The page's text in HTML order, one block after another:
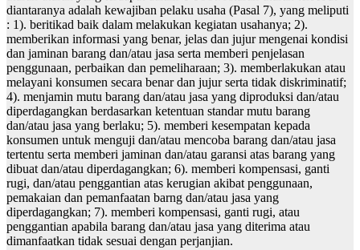
diantaranya adalah kewajiban pelaku usaha (Pasal 7), yang meliputi
: 1). beritikad baik dalam melakukan kegiatan usahanya; 2).
memberikan informasi yang benar, jelas dan jujur mengenai kondisi
dan jaminan barang dan/atau jasa serta memberi penjelasan
penggunaan, perbaikan dan pemeliharaan; 3). memberlakukan atau
melayani konsumen secara benar dan jujur serta tidak diskriminatif;
4). menjamin mutu barang dan/atau jasa yang diproduksi dan/atau
diperdagangkan berdasarkan ketentuan standar mutu barang
dan/atau jasa yang berlaku; 5). memberi kesempatan kepada
konsumen untuk menguji dan/atau mencoba barang dan/atau jasa
tertentu serta memberi jaminan dan/atau garansi atas barang yang
dibuat dan/atau diperdagangkan; 6). memberi kompensasi, ganti
rugi, dan/atau penggantian atas kerugian akibat penggunaan,
pemakaian dan pemanfaatan barng dan/atau jasa yang
diperdagangkan; 7). memberi kompensasi, ganti rugi, atau
penggantian apabila barang dan/atau jasa yang diterima atau
dimanfaatkan tidak sesuai dengan perjanjian.